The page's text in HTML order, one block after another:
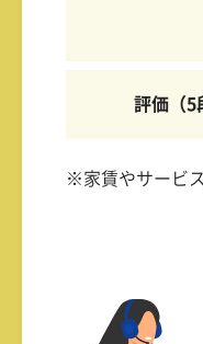
評価（5
※家賃やサービ